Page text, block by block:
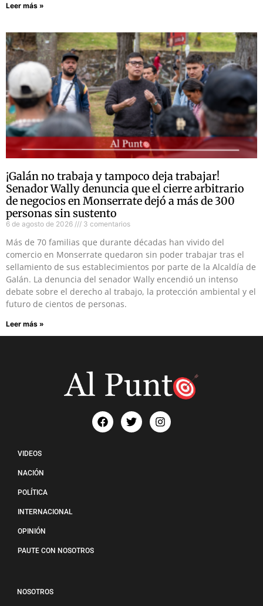
Leer más »
¡Galán no trabaja y tampoco deja trabajar!
Senador Wally denuncia que el cierre arbitrario
de negocios en Monserrate dejó a más de 300
personas sin sustento
6 de agosto de 2026 3 comentarios
Más de 70 familias que durante décadas han vivido del
comercio en Monserrate quedaron sin poder trabajar tras el
sellamiento de sus establecimientos por parte de la Alcaldía de
Galán. La denuncia del senador Wally encendió un intenso
debate sobre el derecho al trabajo, la protección ambiental y el
futuro de cientos de personas.
Leer más »
VIDEOS
NACIÓN
POLÍTICA
INTERNACIONAL
OPINIÓN
PAUTE CON NOSOTROS
NOSOTROS